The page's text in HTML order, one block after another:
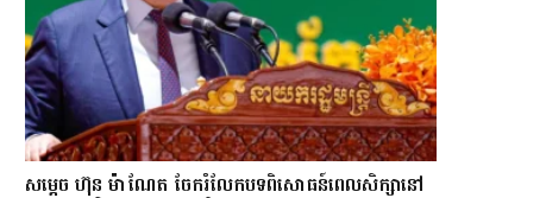
សម្តេច ហ៊ុន ម៉ាណែត ចែករំលែកបទពិសោធន៍ពេលសិក្សានៅ